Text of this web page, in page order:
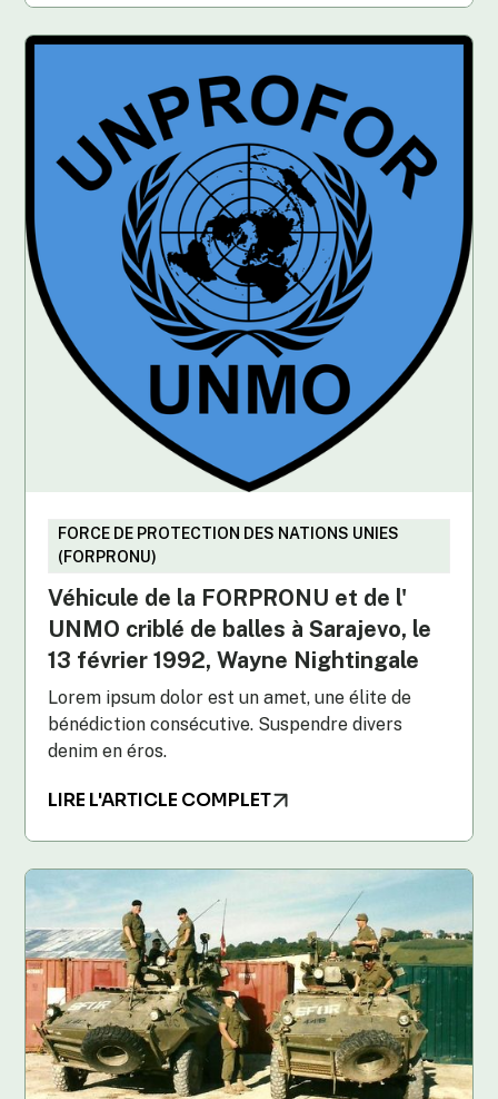
FORCE DE PROTECTION DES NATIONS UNIES
(FORPRONU)
Véhicule de la FORPRONU et de l'
UNMO criblé de balles à Sarajevo, le
13 février 1992, Wayne Nightingale
Lorem ipsum dolor est un amet, une élite de
bénédiction consécutive. Suspendre divers
denim en éros.
LIRE L'ARTICLE COMPLET